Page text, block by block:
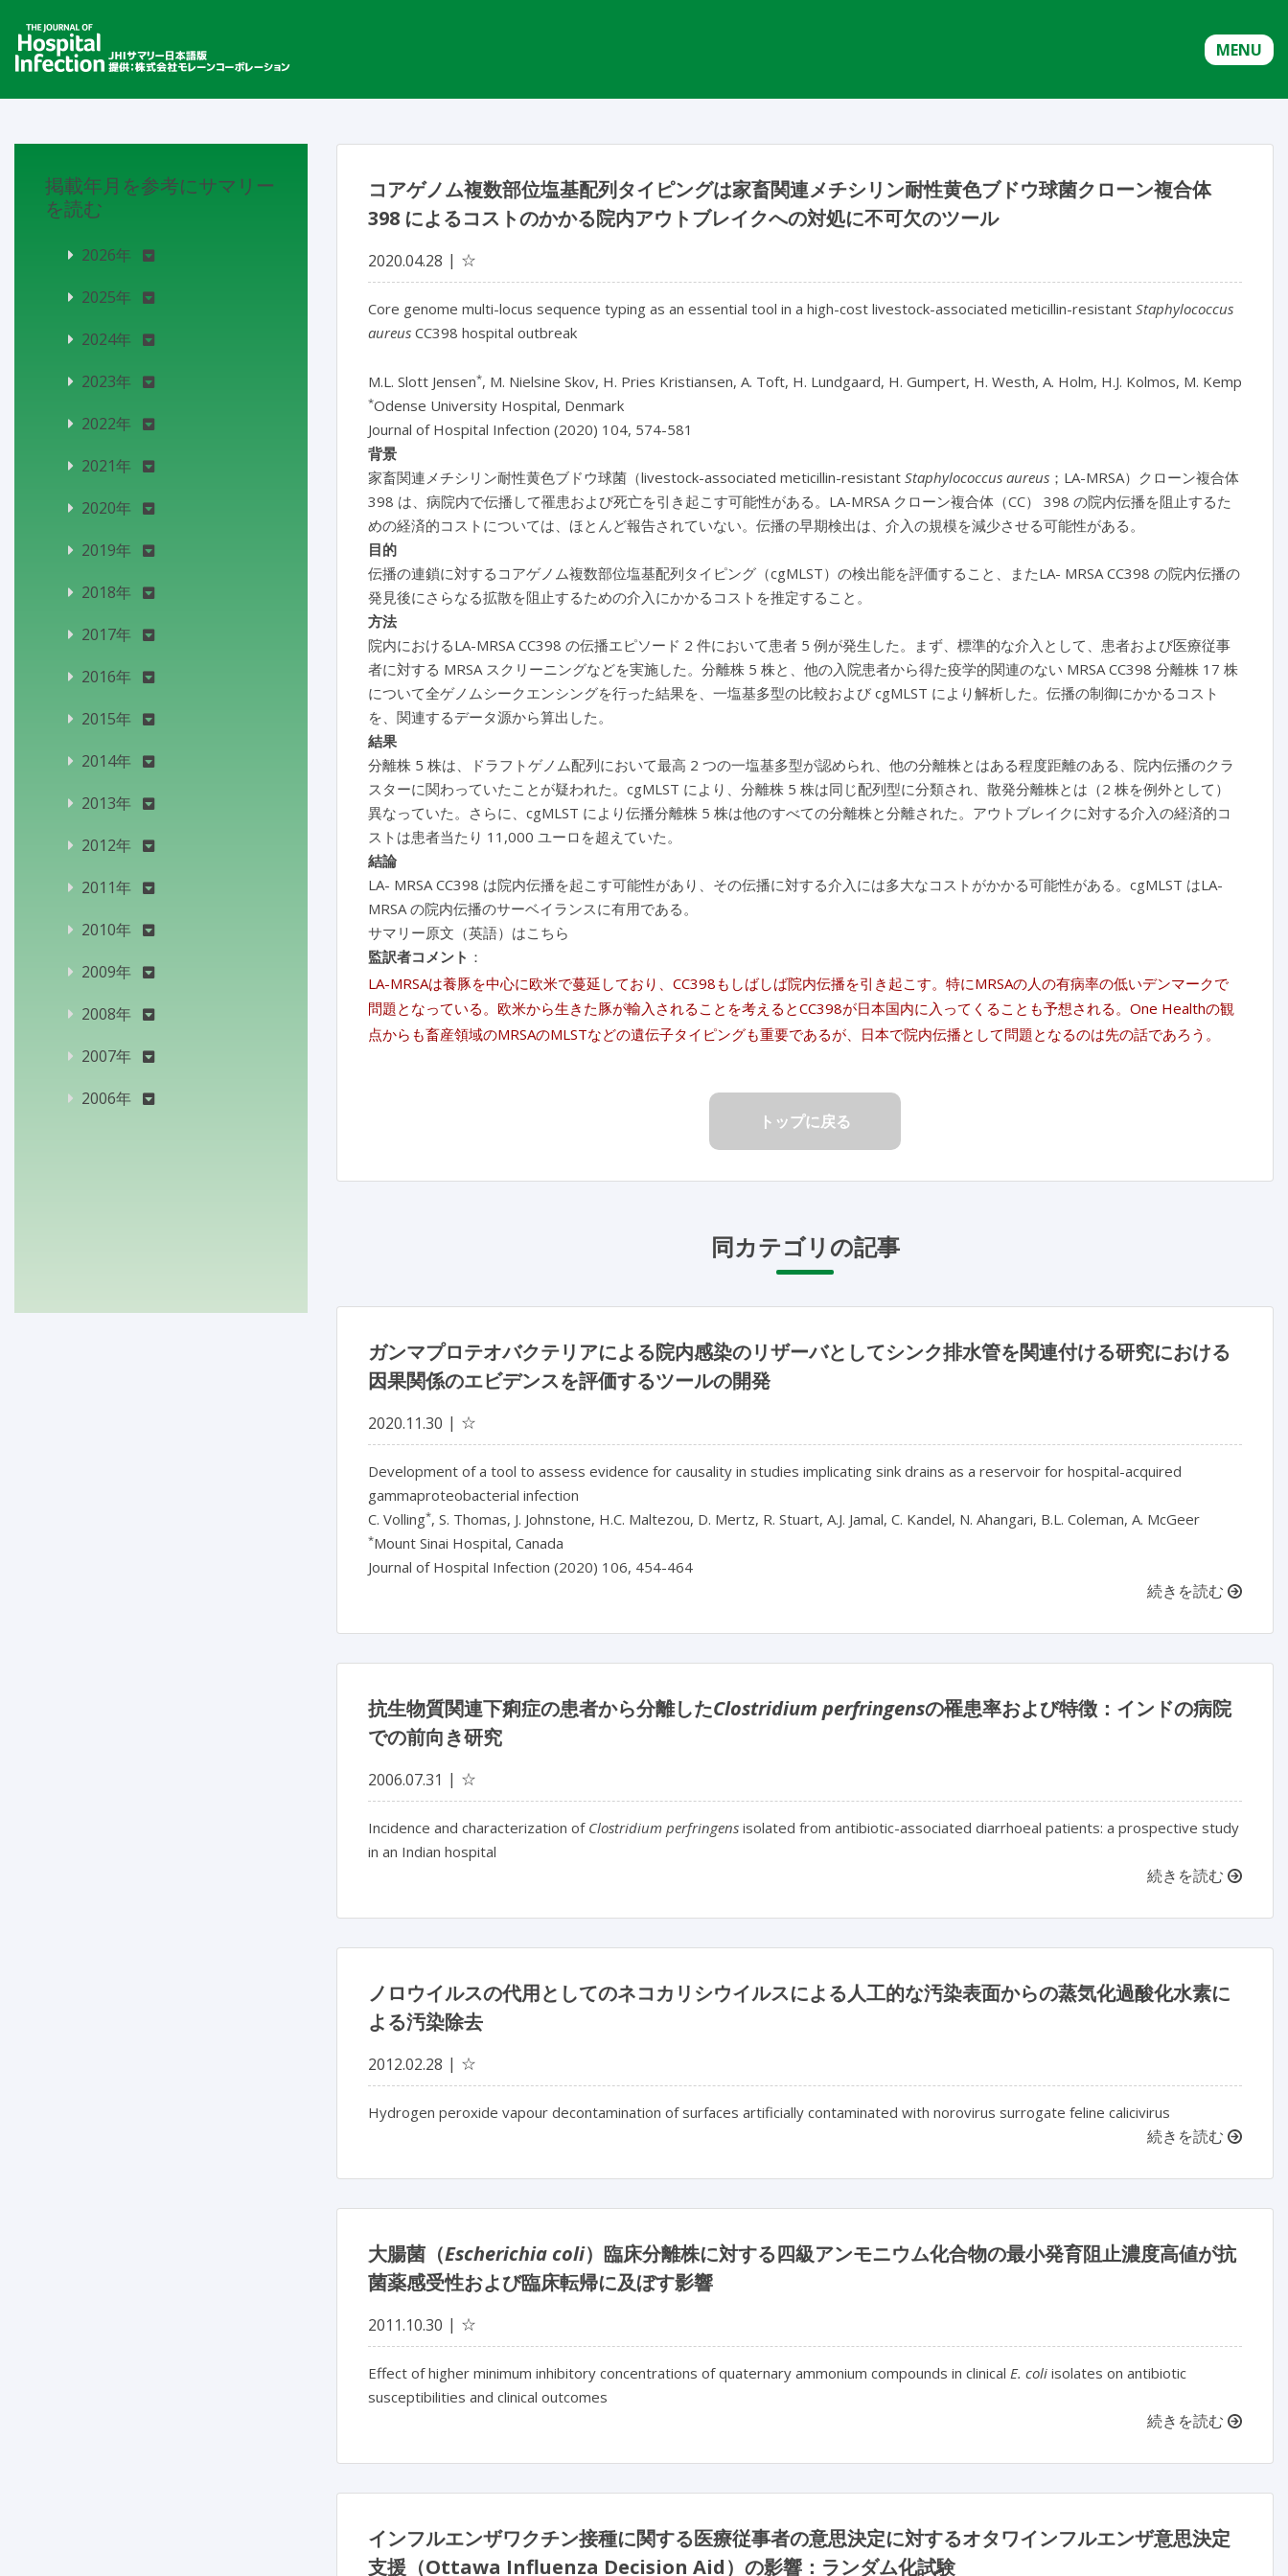
MENU
コアゲノム複数部位塩基配列タイピングは家畜関連メチシリン耐性黄色ブドウ球菌クローン複合体
398 によるコストのかかる院内アウトブレイクへの対処に不可欠のツール
2020.04.28 ☆
Core genome multi-locus sequence typing as an essential tool in a high-cost livestock-associated meticillin-resistant Staphylococcus
aureus CC398 hospital outbreak
M.L. Slott Jensen*, M. Nielsine Skov, H. Pries Kristiansen, A. Toft, H. Lundgaard, H. Gumpert, H. Westh, A. Holm, H.J. Kolmos, M. Kemp
*Odense University Hospital, Denmark
Journal of Hospital Infection (2020) 104, 574-581
背景
家畜関連メチシリン耐性黄色ブドウ球菌（livestock-associated meticillin-resistant Staphylococcus aureus ；LA-MRSA）クローン複合体
398 は、病院内で伝播して罹患および死亡を引き起こす可能性がある。LA-MRSA クローン複合体（CC） 398 の院内伝播を阻止するた
めの経済的コストについては、ほとんど報告されていない。伝播の早期検出は、介入の規模を減少させる可能性がある。
目的
伝播の連鎖に対するコアゲノム複数部位塩基配列タイピング（cgMLST）の検出能を評価すること、またLA- MRSA CC398 の院内伝播の
発見後にさらなる拡散を阻止するための介入にかかるコストを推定すること。
方法
院内におけるLA-MRSA CC398 の伝播エピソード 2 件において患者 5 例が発生した。まず、標準的な介入として、患者および医療従事
者に対する MRSA スクリーニングなどを実施した。分離株 5 株と、他の入院患者から得た疫学的関連のない MRSA CC398 分離株 17 株
について全ゲノムシークエンシングを行った結果を、一塩基多型の比較および cgMLST により解析した。伝播の制御にかかるコスト
を、関連するデータ源から算出した。
結果
分離株 5 株は、ドラフトゲノム配列において最高 2 つの一塩基多型が認められ、他の分離株とはある程度距離のある、院内伝播のクラ
スターに関わっていたことが疑われた。cgMLST により、分離株 5 株は同じ配列型に分類され、散発分離株とは（2 株を例外として）
異なっていた。さらに、cgMLST により伝播分離株 5 株は他のすべての分離株と分離された。アウトブレイクに対する介入の経済的コ
ストは患者当たり 11,000 ユーロを超えていた。
結論
LA- MRSA CC398 は院内伝播を起こす可能性があり、その伝播に対する介入には多大なコストがかかる可能性がある。cgMLST はLA-
MRSA の院内伝播のサーベイランスに有用である。
サマリー原文（英語）はこちら
監訳者コメント ：
LA-MRSAは養豚を中心に欧米で蔓延しており、CC398もしばしば院内伝播を引き起こす。特にMRSAの人の有病率の低いデンマークで
問題となっている。欧米から生きた豚が輸入されることを考えるとCC398が日本国内に入ってくることも予想される。One Healthの観
点からも畜産領域のMRSAのMLSTなどの遺伝子タイピングも重要であるが、日本で院内伝播として問題となるのは先の話であろう。
トップに戻る
同カテゴリの記事
ガンマプロテオバクテリアによる院内感染のリザーバとしてシンク排水管を関連付ける研究における
因果関係のエビデンスを評価するツールの開発
2020.11.30 ☆
Development of a tool to assess evidence for causality in studies implicating sink drains as a reservoir for hospital-acquired
gammaproteobacterial infection
C. Volling*, S. Thomas, J. Johnstone, H.C. Maltezou, D. Mertz, R. Stuart, A.J. Jamal, C. Kandel, N. Ahangari, B.L. Coleman, A. McGeer
*Mount Sinai Hospital, Canada
Journal of Hospital Infection (2020) 106, 454-464
続きを読む
抗生物質関連下痢症の患者から分離したClostridium perfringensの罹患率および特徴：インドの病院
での前向き研究
2006.07.31 ☆
Incidence and characterization of Clostridium perfringens isolated from antibiotic-associated diarrhoeal patients: a prospective study
in an Indian hospital
続きを読む
ノロウイルスの代用としてのネコカリシウイルスによる人工的な汚染表面からの蒸気化過酸化水素に
よる汚染除去
2012.02.28 ☆
Hydrogen peroxide vapour decontamination of surfaces artificially contaminated with norovirus surrogate feline calicivirus
続きを読む
大腸菌（Escherichia coli）臨床分離株に対する四級アンモニウム化合物の最小発育阻止濃度高値が抗
菌薬感受性および臨床転帰に及ぼす影響
2011.10.30 ☆
Effect of higher minimum inhibitory concentrations of quaternary ammonium compounds in clinical E. coli isolates on antibiotic
susceptibilities and clinical outcomes
続きを読む
インフルエンザワクチン接種に関する医療従事者の意思決定に対するオタワインフルエンザ意思決定
支援（Ottawa Influenza Decision Aid）の影響：ランダム化試験
掲載年月を参考にサマリー
を読む
2026年
2025年
2024年
2023年
2022年
2021年
2020年
2019年
2018年
2017年
2016年
2015年
2014年
2013年
2012年
2011年
2010年
2009年
2008年
2007年
2006年